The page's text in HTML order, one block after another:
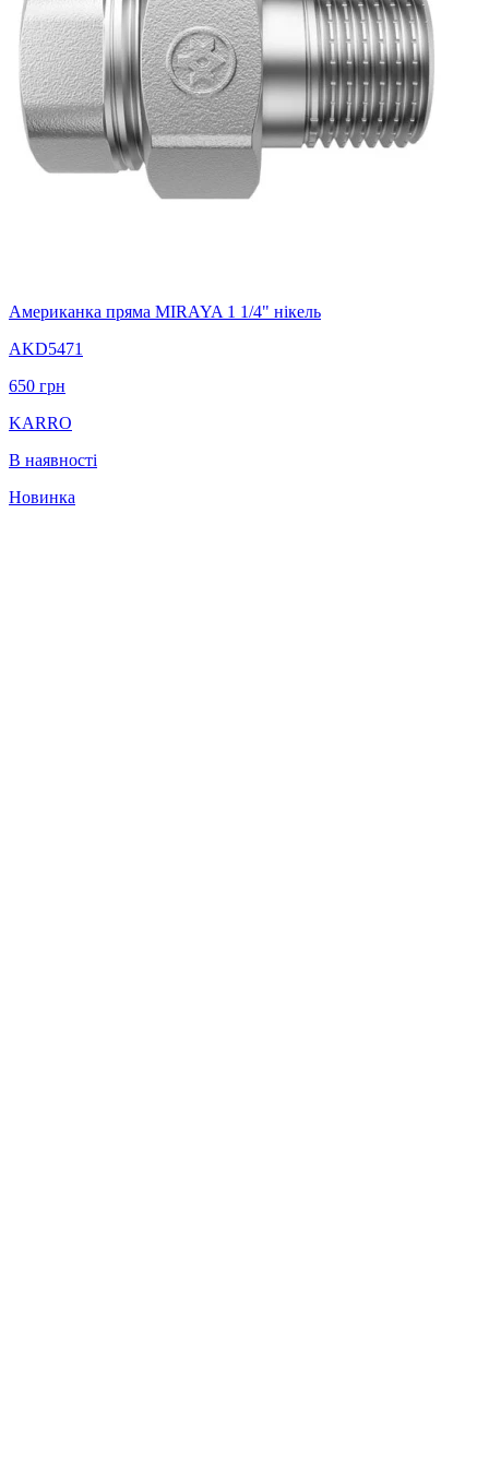
Американка пряма MIRAYA 1 1/4" нікель
AKD5471
650 грн
KARRO
В наявності
Новинка